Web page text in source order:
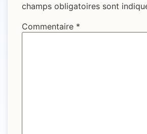
champs obligatoires sont
Commentaire *